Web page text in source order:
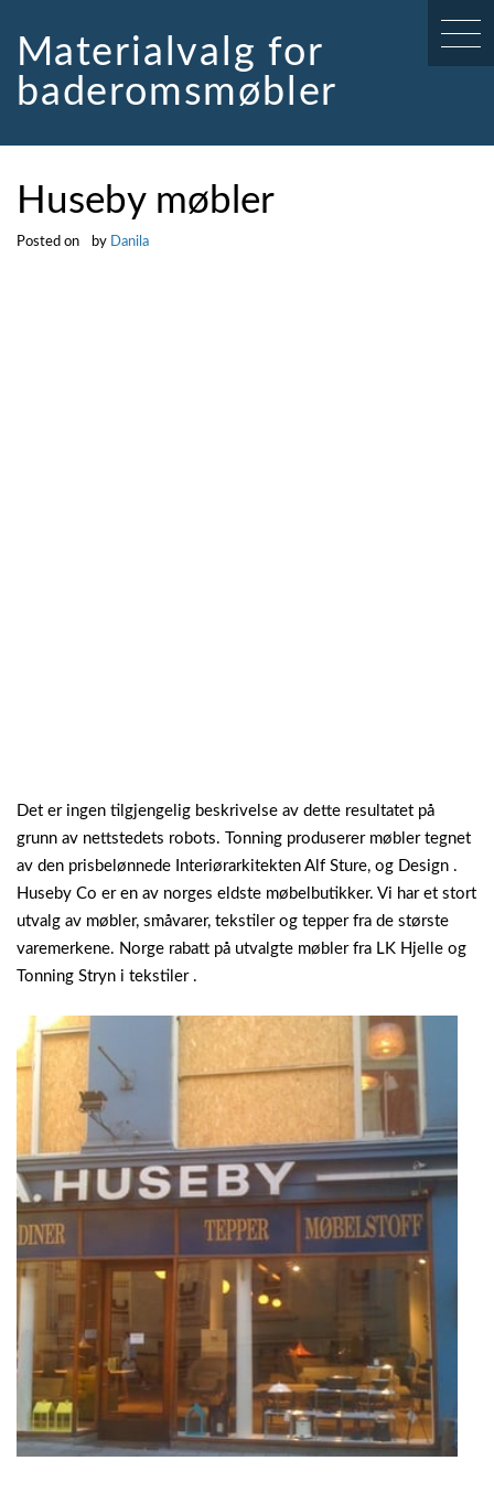
contentMaterialvalg for
baderomsmøbler
Huseby møbler
Posted on by Danila
Det er ingen tilgjengelig beskrivelse av dette resultatet på
grunn av nettstedets robots. Tonning produserer møbler tegnet
av den prisbelønnede Interiørarkitekten Alf Sture, og Design .
Huseby Co er en av norges eldste møbelbutikker. Vi har et stort
utvalg av møbler, småvarer, tekstiler og tepper fra de største
varemerkene. Norge rabatt på utvalgte møbler fra LK Hjelle og
Tonning Stryn i tekstiler .